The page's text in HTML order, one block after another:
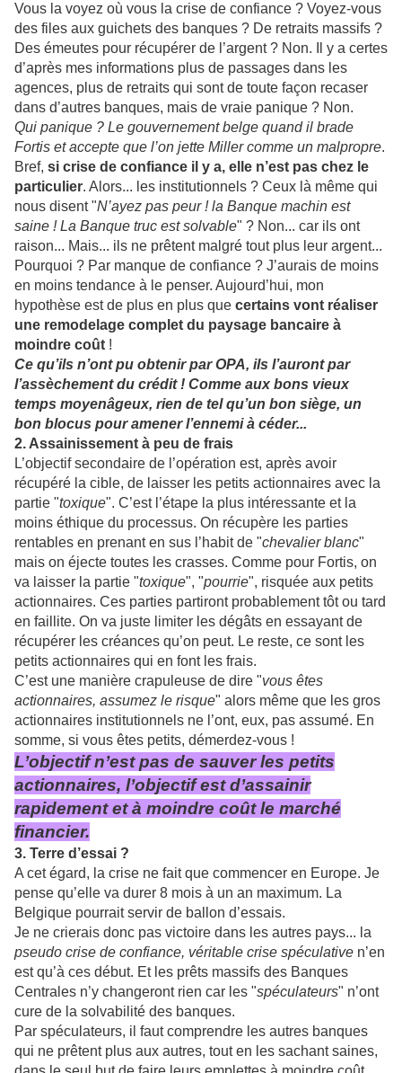
Vous la voyez où vous la crise de confiance ? Voyez-vous
des files aux guichets des banques ? De retraits massifs ?
Des émeutes pour récupérer de l’argent ? Non. Il y a certes
d’après mes informations plus de passages dans les
agences, plus de retraits qui sont de toute façon recaser
dans d’autres banques, mais de vraie panique ? Non.
Qui panique ? Le gouvernement belge quand il brade
Fortis et accepte que l’on jette Miller comme un malpropre.
Bref, si crise de confiance il y a, elle n’est pas chez le
particulier. Alors... les institutionnels ? Ceux là même qui
nous disent "N’ayez pas peur ! la Banque machin est
saine ! La Banque truc est solvable" ? Non... car ils ont
raison... Mais... ils ne prêtent malgré tout plus leur argent...
Pourquoi ? Par manque de confiance ? J’aurais de moins
en moins tendance à le penser. Aujourd’hui, mon
hypothèse est de plus en plus que certains vont réaliser
une remodelage complet du paysage bancaire à
moindre coût !
Ce qu’ils n’ont pu obtenir par OPA, ils l’auront par
l’assèchement du crédit ! Comme aux bons vieux
temps moyenâgeux, rien de tel qu’un bon siège, un
bon blocus pour amener l’ennemi à céder...
2. Assainissement à peu de frais
L’objectif secondaire de l’opération est, après avoir
récupéré la cible, de laisser les petits actionnaires avec la
partie "toxique". C’est l’étape la plus intéressante et la
moins éthique du processus. On récupère les parties
rentables en prenant en sus l’habit de "chevalier blanc"
mais on éjecte toutes les crasses. Comme pour Fortis, on
va laisser la partie "toxique", "pourrie", risquée aux petits
actionnaires. Ces parties partiront probablement tôt ou tard
en faillite. On va juste limiter les dégâts en essayant de
récupérer les créances qu’on peut. Le reste, ce sont les
petits actionnaires qui en font les frais.
C’est une manière crapuleuse de dire "vous êtes
actionnaires, assumez le risque" alors même que les gros
actionnaires institutionnels ne l’ont, eux, pas assumé. En
somme, si vous êtes petits, démerdez-vous !
L’objectif n’est pas de sauver les petits
actionnaires, l’objectif est d’assainir
rapidement et à moindre coût le marché
financier.
3. Terre d’essai ?
A cet égard, la crise ne fait que commencer en Europe. Je
pense qu’elle va durer 8 mois à un an maximum. La
Belgique pourrait servir de ballon d’essais.
Je ne crierais donc pas victoire dans les autres pays... la
pseudo crise de confiance, véritable crise spéculative n’en
est qu’à ces début. Et les prêts massifs des Banques
Centrales n’y changeront rien car les "spéculateurs" n’ont
cure de la solvabilité des banques.
Par spéculateurs, il faut comprendre les autres banques
qui ne prêtent plus aux autres, tout en les sachant saines,